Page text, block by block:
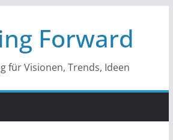
Forward
für Visionen, Trends, Ideen